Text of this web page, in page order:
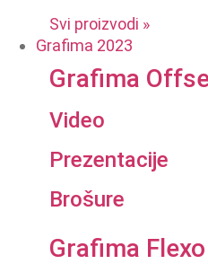
Svi proizvodi »
Grafima 2023
Grafima
Video
Prezentacije
Brošure
Grafima Flexo